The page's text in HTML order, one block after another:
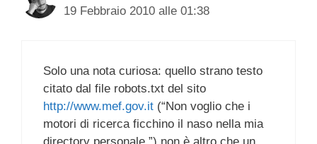
19 Febbraio 2010 alle 01:38
Solo una nota curiosa: quello strano testo
citato dal file robots.txt del sito
http://www.mef.gov.it (“Non voglio che i
motori di ricerca ficchino il naso nella mia
directory personale.”) non è altro che un